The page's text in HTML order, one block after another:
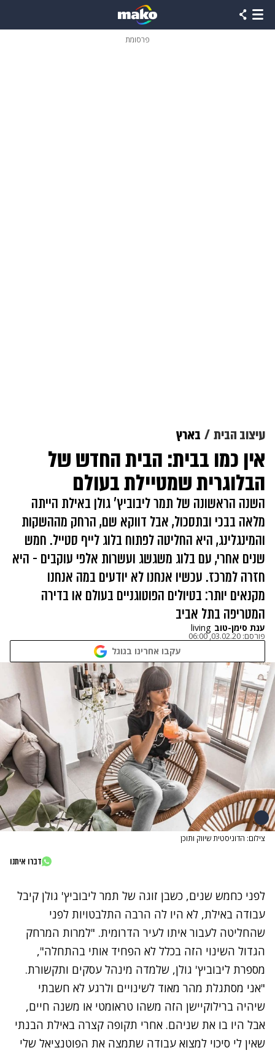
פרסומת
עיצוב הבית בארץ
אין כמו בבית: הבית החדש של
הבלוגרית שמטיילת בעולם
השנה הראשונה של תמר ליבוביץ' גולן באילת הייתה
מלאה בבכי ובתסכול, אבל דווקא שם, הרחק מההשקות
והמינגלינג, היא החליטה לפתוח בלוג לייף סטייל. חמש
שנים אחרי, עם בלוג משגשג ועשרות אלפי עוקבים - היא
חזרה למרכז. עכשיו אנחנו לא יודעים במה אנחנו
מקנאים יותר: בטיולים הפוטוגניים בעולם או בדירה
המטריפה בתל אביב
ענת סימן-טוב living
פורסם: 03.02.20, 06:00
עקבו אחרינו בגוגל
צילום: הדוניסטית שיווק ותוכן
דברו איתנו
לפני כחמש שנים, כשבן זוגה של תמר ליבוביץ' גולן קיבל
עבודה באילת, לא היו לה הרבה התלבטויות לפני
שהחליטה לעבור איתו לעיר הדרומית. "למרות המרחק
הגדול השינוי הזה בכלל לא הפחיד אותי בהתחלה",
מספרת ליבוביץ' גולן, שלמדה מינהל עסקים ותקשורת.
"אני מסתגלת מהר מאוד לשינויים ולרגע לא חשבתי
שיהיה ברילוקיישן הזה משהו טראומטי או משנה חיים,
אבל היו בו את שניהם. אחרי תקופה קצרה באילת הבנתי
שאין לי סיכוי למצוא עבודה שתמצה את הפוטנציאל שלי